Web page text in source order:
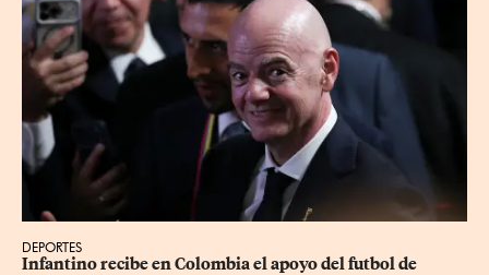
DEPORTES
Infantino recibe en Colombia el apoyo del futbol de